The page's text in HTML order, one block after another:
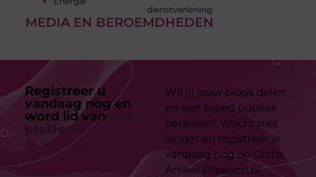
dienstverlening
MEDIA EN BEROEMDHEDEN
Registreer u
vandaag nog en
word lid van
platform
Wil jij jouw blogs delen
en een breed publiek
bereiken? Wacht niet
langer en registreer je
vandaag nog op Gratis
Artikel Plaatsen.nl